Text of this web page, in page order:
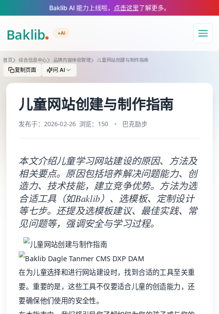
A Markdown version of this page is available at https://
Baklib AI 能力上线啦， 点击这里了解更多。
+AI
导航
首页 综合信息中心 品牌内容体验管理 儿童网站创建与制作指南
复制页面 问 AI
儿童网站创建与制作指南
发布于：2026-02-26 浏览：150 巴克励步
本文介绍儿童学习网站建设的原因、方法及
相关要点。原因包括培养解决问题能力、创
造力、技术技能，建立竞争优势。方法为选
合适工具（如Baklib）、选模板、定制设计
等七步。还提及选模板建议、最佳实践、常
见问题等，强调安全与学习过程。
在为儿童选择和进行网站建设时，找到合适的工具至关重
要。重要的是，这些工具不仅要适合儿童的创造能力，还
要确保他们使用的安全性。